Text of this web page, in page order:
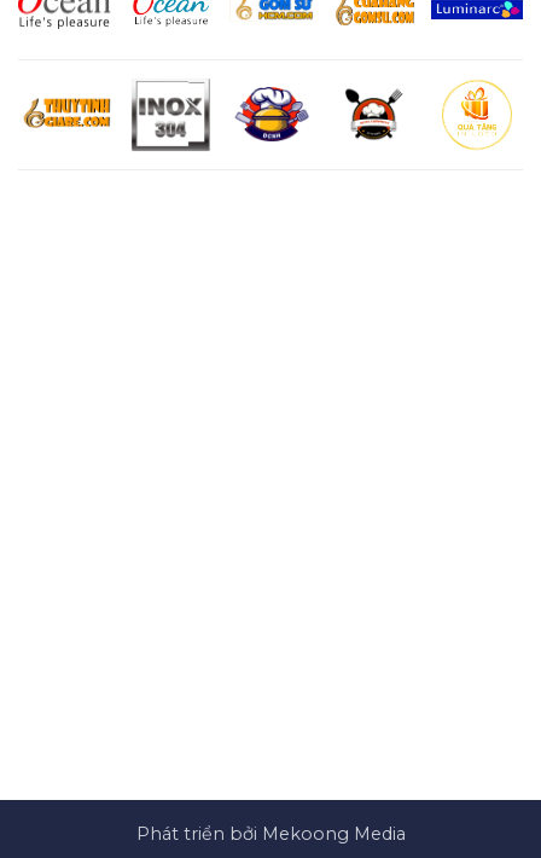
Phát triển bởi Mekoong Media